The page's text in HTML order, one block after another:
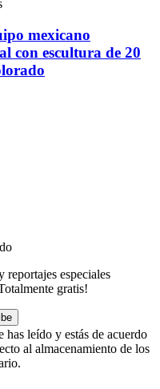
mexicano
con escultura de 20
especiales
gratis!
leído y estás de acuerdo
al almacenamiento de los